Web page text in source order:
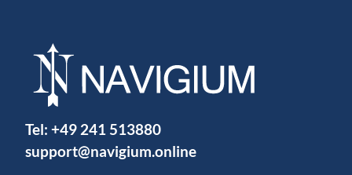
Tel: +49 241 513880
support@navigium.online